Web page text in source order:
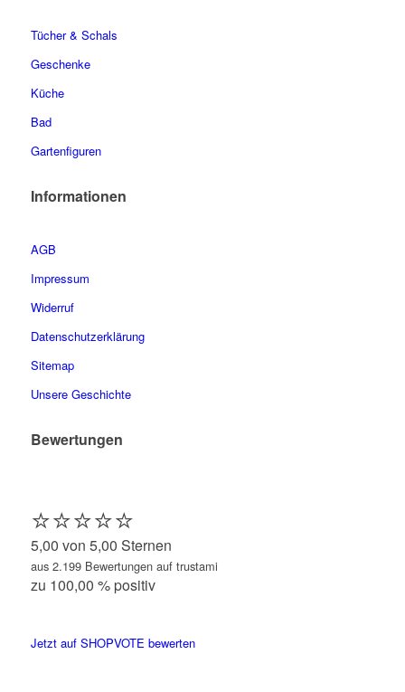
Tücher & Schals
Geschenke
Küche
Bad
Gartenfiguren
Informationen
AGB
Impressum
Widerruf
Datenschutzerklärung
Sitemap
Unsere Geschichte
Bewertungen
⭐️⭐️⭐️⭐️⭐️
5,00 von 5,00 Sternen
aus 2.199 Bewertungen auf trustami
zu 100,00 % positiv
Jetzt auf SHOPVOTE bewerten